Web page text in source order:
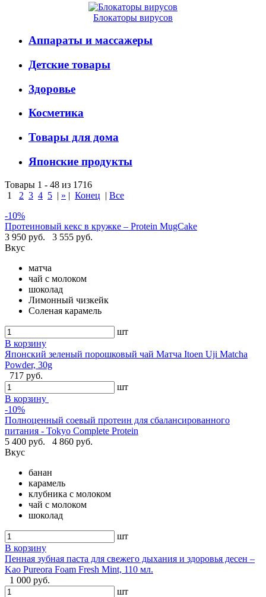
Блокаторы вирусов
Аппараты и массажеры
Детские товары
Здоровье
Косметика
Товары для дома
Японские продукты
Товары 1 - 48 из 1716
1
2 3 4 5 | » | Конец | Все
-10%
Протеиновый кекс в кружке – Protein MugCake
3 950 руб.
3 555 руб.
Вкус
матча
чай с молоком
шоколад
Лимонный чизкейк
Соленая карамель
шт
В корзину
Японский зеленый порошковый чай Матча Itoen Uji Matcha
Powder, 30g
717 руб.
шт
В корзину
-10%
Полноценный соевый протеин для сбалансированного
питания - Tokyo Complete Protein
5 400 руб.
4 860 руб.
Вкус
банан
карамель
клубника с молоком
чай с молоком
шоколад
шт
В корзину
Пенная зубная паста для свежего дыхания и здоровья десен –
Kao Pureora Foam Fresh Mint, 110 мл.
1 000 руб.
шт